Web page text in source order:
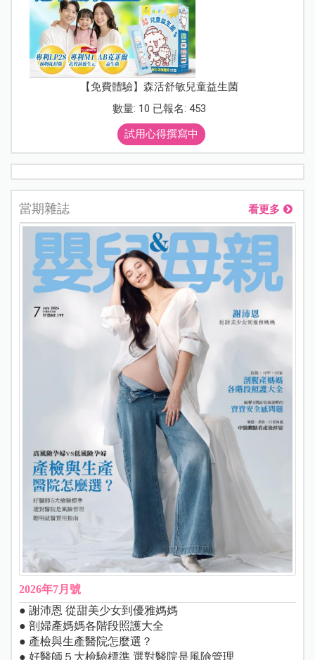
【免費體驗】森活舒敏兒童益生菌
數量: 10 已報名: 453
試用心得撰寫中
當期雜誌 看更多
2026年7月號
● 謝沛恩 從甜美少女到優雅媽媽
● 剖婦產媽媽各階段照護大全
● 產檢與生產醫院怎麼選？
● 好醫師５大檢驗標準 選對醫院是風險管理